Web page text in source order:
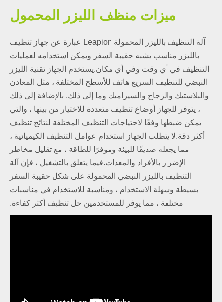
ميزات منظف الليزر المحمول
آلة التنظيف بالليزر المحمولة Leapion عبارة عن جهاز تنظيف
بالليزر مناسب يشبه حقيبة السفر ويمكن استخدامه لعمليات
التنظيف في أي وقت وفي أي مكان.يستخدم الجهاز تقنية الليزر
النبضي للتنظيف السريع هاتف للأسطح المختلفة ، مثل المعادن
والبلاستيك والزجاج والسيراميك وما إلى ذلك. بالإضافة إلى ذلك
، يتوفر للجهاز أوضاع تنظيف متعددة للاختيار من بينها ، والتي
يمكن ضبطها وفقًا لاحتياجات التنظيف المختلفة لنتائج تنظيف
أكثر دقة.لا يتطلب الجهاز استخدام عوامل التنظيف الكيميائية ،
مما يجعله صديقًا للبيئة وموفرًا للطاقة ، مع تقليل مخاطر
الإضرار بالأفراد والمعدات.فيما يتعلق بالتشغيل ، فإن آلة
التنظيف بالليزر النبضي المحمولة على شكل حقيبة السفر
بسيطة وسهلة الاستخدام ، ومناسبة للاستخدام في مناسبات
مختلفة ، مما يوفر للمستخدمين حل تنظيف أكثر كفاءة.